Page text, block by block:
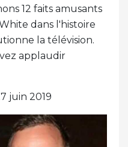
12 faits amusants
dans l'histoire
la télévision.
applaudir
juin 2019